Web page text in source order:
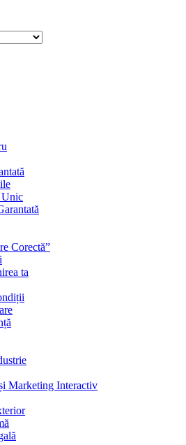
Unic
Corectă”
ta
Marketing Interactiv